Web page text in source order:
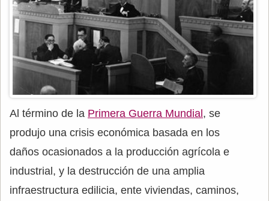
Al término de la Primera Guerra Mundial, se
produjo una crisis económica basada en los
daños ocasionados a la producción agrícola e
industrial, y la destrucción de una amplia
infraestructura edilicia, ente viviendas, caminos,